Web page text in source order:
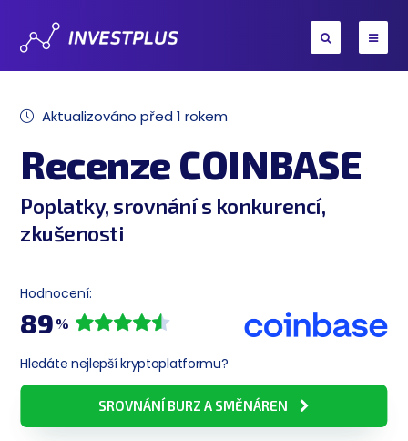
Aktualizováno před 1 rokem
Recenze COINBASE
Poplatky, srovnání s konkurencí,
zkušenosti
Hodnocení:
89 %
Hledáte nejlepší kryptoplatformu?
SROVNÁNÍ BURZ A SMĚNÁREN